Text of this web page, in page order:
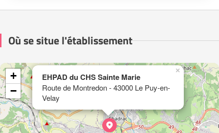
Où se situe l'établissement
EHPAD du CHS Sainte Marie
Route de Montredon - 43000 Le Puy-en-
Velay
×
+
−